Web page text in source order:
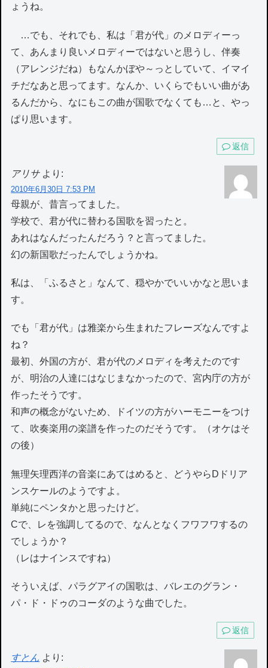
ょうね。
…でも、それでも、私は「君が代」のメロディーっ
て、あんまり良いメロディーではないと思うし、伴奏
（アレンジだね）もなんかぼや～っとしていて、イマイ
チだなあと思ってます。なんか、いくらでもいい曲があ
るんだから、なにもこの曲が国歌でなくても…と、やっ
ぱり思います。
返信
アリサ より:
2010年6月30日 7:53 PM
母親が、昔言ってました。
学校で、君が代に替わる国歌を習ったと。
あれはなんだったんだろう？と言ってました。
幻の新国歌だったんでしょうかね。
私は、「ふるさと」なんて、穏やかでいいかなと思いま
す。
でも「君が代」は雅楽から生まれたフレーズなんですよ
ね？
最初、外国の方が、君が代のメロディを考えたのです
が、明治の人達にはなじまなかったので、宮内庁の方が
作ったそうです。
和声の概念がないため、ドイツの方がハーモニーをつけ
て、吹奏楽用の楽譜を作ったのだそうです。（オケはそ
の後）
無理矢理西洋の音楽にあてはめると、どうやらDドリア
ンスケールのようですよ。
単純にペンタかと思ったけど。
Cで、レを強調してるので、なんとなくフワフワするの
でしょうか？
（レはナインスですね）
そういえば、パラグアイの国歌は、バレエのグラン・
パ・ド・ドゥのコーダのような曲でした。
返信
すとん より: